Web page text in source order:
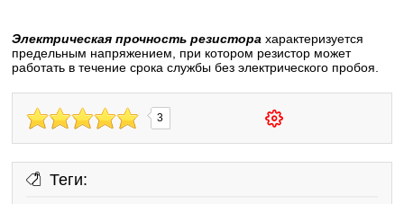
Электрическая прочность резистора характеризуется
предельным напряжением, при котором резистор может
работать в течение срока службы без электрического пробоя.
3
Теги: